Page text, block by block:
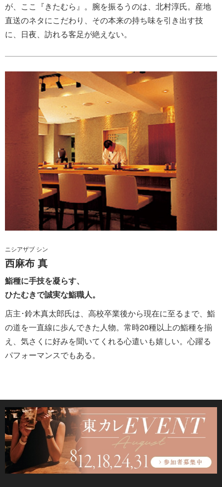
が、ここ『きたむら』。腕を振るうのは、北村淳氏。産地
直送のネタにこだわり、その本来の持ち味を引き出す技
に、日夜、訪れる客足が絶えない。
ニシアザブ シン
西麻布 真
鮨種に手技を凝らす、
ひたむきで誠実な鮨職人。
店主･鈴木真太郎氏は、高校卒業後から現在に至るまで、鮨
の道を一直線に歩んできた人物。常時20種以上の鮨種を揃
え、気さくに好みを聞いてくれる心遣いも嬉しい。心躍る
パフォーマンスでもある。